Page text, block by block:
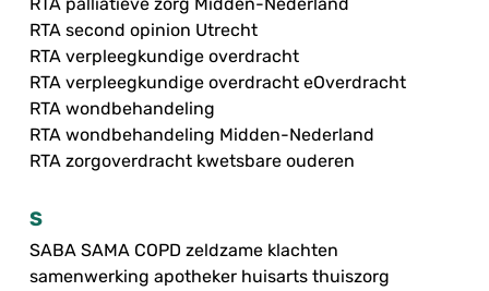
RTA second opinion Utrecht
RTA verpleegkundige overdracht
RTA verpleegkundige overdracht eOverdracht
RTA wondbehandeling
RTA wondbehandeling Midden-Nederland
RTA zorgoverdracht kwetsbare ouderen
S
SABA SAMA COPD zeldzame klachten
samenwerking apotheker huisarts thuiszorg